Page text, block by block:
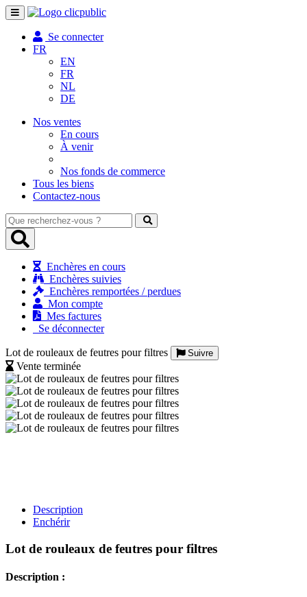
Toggle
navigation
Se connecter
FR
EN
FR
NL
DE
Nos ventes
En cours
À venir
Nos fonds de commerce
Tous les biens
Contactez-nous
Que
recherchez-
vous
Enchères en cours
Enchères suivies
Enchères remportées / perdues
Mon compte
Mes factures
Se déconnecter
Lot de rouleaux de feutres pour filtres Suivre
Vente terminée
Description
Enchérir
Lot de rouleaux de feutres pour filtres
Description :